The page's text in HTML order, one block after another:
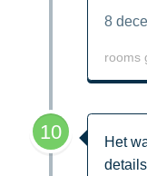
8
rooms
10
Het